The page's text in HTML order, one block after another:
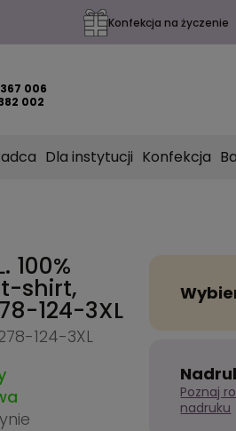
Konfekcja na życzenie
006
002
Dla instytucji Konfekcja
100%
shirt,
124-3XL
124-3XL
Poznaj
nadruku